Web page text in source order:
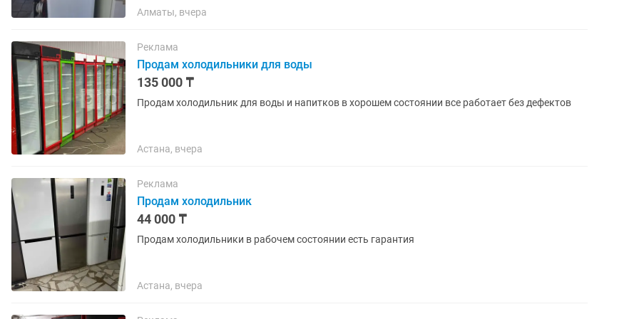
Алматы, вчера
Реклама
Продам холодильники для воды
135 000 ₸
Продам холодильник для воды и напитков в хорошем состоянии все работает без дефектов
Астана, вчера
Реклама
Продам холодильник
44 000 ₸
Продам холодильники в рабочем состоянии есть гарантия
Астана, вчера